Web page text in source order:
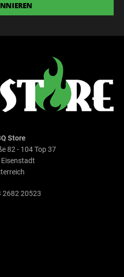
Store
82 - 104 Top 37
2682 20523